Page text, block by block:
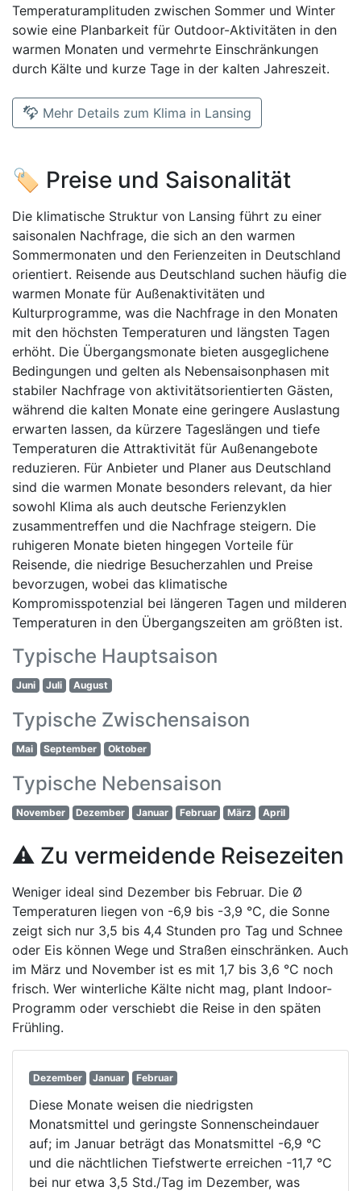
Temperaturamplituden zwischen Sommer und Winter
sowie eine Planbarkeit für Outdoor-Aktivitäten in den
warmen Monaten und vermehrte Einschränkungen
durch Kälte und kurze Tage in der kalten Jahreszeit.
Mehr Details zum Klima in Lansing
🏷️ Preise und Saisonalität
Die klimatische Struktur von Lansing führt zu einer
saisonalen Nachfrage, die sich an den warmen
Sommermonaten und den Ferienzeiten in Deutschland
orientiert. Reisende aus Deutschland suchen häufig die
warmen Monate für Außenaktivitäten und
Kulturprogramme, was die Nachfrage in den Monaten
mit den höchsten Temperaturen und längsten Tagen
erhöht. Die Übergangsmonate bieten ausgeglichene
Bedingungen und gelten als Nebensaisonphasen mit
stabiler Nachfrage von aktivitätsorientierten Gästen,
während die kalten Monate eine geringere Auslastung
erwarten lassen, da kürzere Tageslängen und tiefe
Temperaturen die Attraktivität für Außenangebote
reduzieren. Für Anbieter und Planer aus Deutschland
sind die warmen Monate besonders relevant, da hier
sowohl Klima als auch deutsche Ferienzyklen
zusammentreffen und die Nachfrage steigern. Die
ruhigeren Monate bieten hingegen Vorteile für
Reisende, die niedrige Besucherzahlen und Preise
bevorzugen, wobei das klimatische
Kompromisspotenzial bei längeren Tagen und milderen
Temperaturen in den Übergangszeiten am größten ist.
Typische Hauptsaison
Juni Juli August
Typische Zwischensaison
Mai September Oktober
Typische Nebensaison
November Dezember Januar Februar März April
⚠️ Zu vermeidende Reisezeiten
Weniger ideal sind Dezember bis Februar. Die Ø
Temperaturen liegen von -6,9 bis -3,9 °C, die Sonne
zeigt sich nur 3,5 bis 4,4 Stunden pro Tag und Schnee
oder Eis können Wege und Straßen einschränken. Auch
im März und November ist es mit 1,7 bis 3,6 °C noch
frisch. Wer winterliche Kälte nicht mag, plant Indoor-
Programm oder verschiebt die Reise in den späten
Frühling.
Dezember Januar Februar
Diese Monate weisen die niedrigsten
Monatsmittel und geringste Sonnenscheindauer
auf; im Januar beträgt das Monatsmittel -6,9 °C
und die nächtlichen Tiefstwerte erreichen -11,7 °C
bei nur etwa 3,5 Std./Tag im Dezember, was